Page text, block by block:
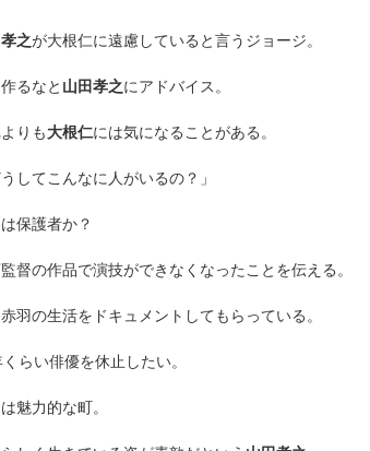
之が大根仁に遠慮していると言うジョージ。
るなと 山田孝之にアドバイス。
りも大根仁には気になることがある。
うしてこんなに人がいるの？」
保護者か？
督の作品で演技ができなくなったことを伝える。
羽の生活をドキュメントしてもらっている。
らい俳優を休止したい。
魅力的な町。